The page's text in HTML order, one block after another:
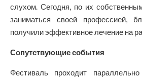
слухом. Сегодня, по их
заниматься своей профессией,
получили эффективное лечение на
Сопутствующие события
Фестиваль проходит